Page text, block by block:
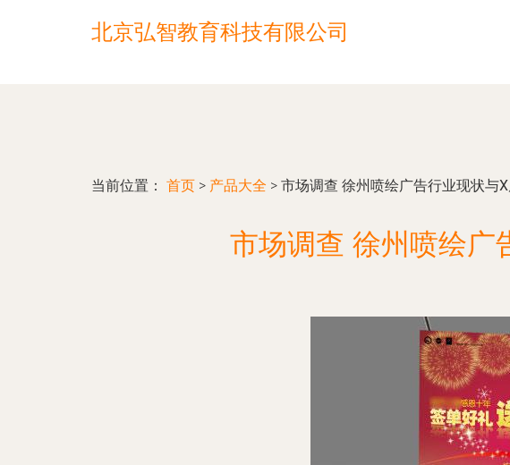
北京弘智教育科技有限公司
当前位置： 首页 > 产品大全 > 市场调查 徐州喷绘广告行业现状与
市场调查 徐州喷绘广